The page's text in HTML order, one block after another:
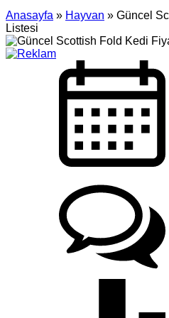
Anasayfa » Hayvan » Güncel
Listesi